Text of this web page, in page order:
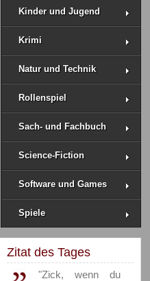
Kinder und Jugend
Krimi
Natur und Technik
Rollenspiel
Sach- und Fachbuch
Science-Fiction
Software und Games
Spiele
Zitat des Tages
"Zick, wenn du